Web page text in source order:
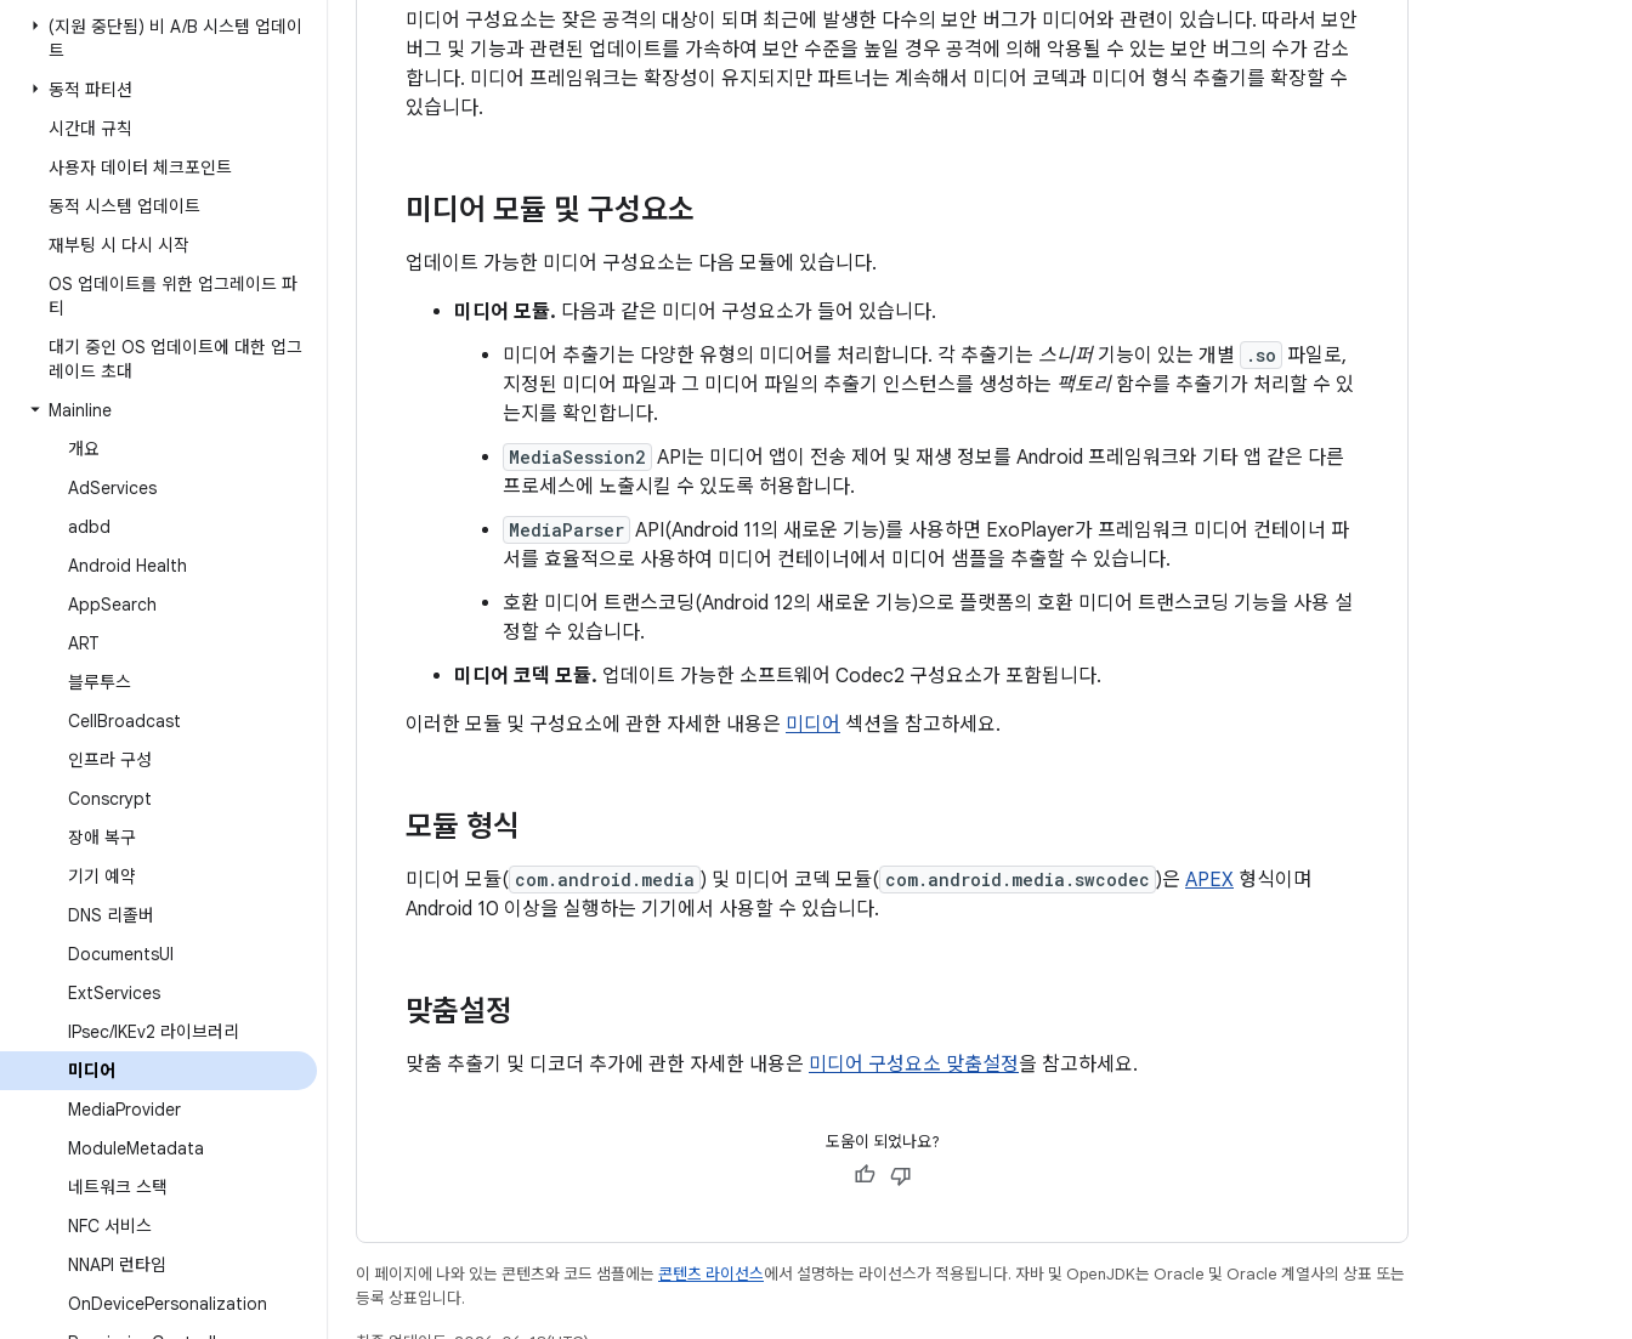
(지원 중단됨) 비 A/B 시스템 업데이
트
동적 파티션
시간대 규칙
사용자 데이터 체크포인트
동적 시스템 업데이트
재부팅 시 다시 시작
OS 업데이트를 위한 업그레이드 파
티
대기 중인 OS 업데이트에 대한 업그
레이드 초대
Mainline
개요
AdServices
adbd
Android Health
AppSearch
ART
블루투스
CellBroadcast
인프라 구성
Conscrypt
장애 복구
기기 예약
DNS 리졸버
DocumentsUI
ExtServices
IPsec/IKEv2 라이브러리
미디어
MediaProvider
ModuleMetadata
네트워크 스택
NFC 서비스
NNAPI 런타임
OnDevicePersonalization
미디어 구성요소는 잦은 공격의 대상이 되며 최근에 발생한 다수의 보안 버그가 미디어와 관련이 있습니다. 따라서 보안
버그 및 기능과 관련된 업데이트를 가속하여 보안 수준을 높일 경우 공격에 의해 악용될 수 있는 보안 버그의 수가 감소
합니다. 미디어 프레임워크는 확장성이 유지되지만 파트너는 계속해서 미디어 코덱과 미디어 형식 추출기를 확장할 수
있습니다.
미디어 모듈 및 구성요소
업데이트 가능한 미디어 구성요소는 다음 모듈에 있습니다.
미디어 모듈. 다음과 같은 미디어 구성요소가 들어 있습니다.
미디어 추출기는 다양한 유형의 미디어를 처리합니다. 각 추출기는 스니퍼기능이 있는 개별 .so 파일로,
지정된 미디어 파일과 그 미디어 파일의 추출기 인스턴스를 생성하는 팩토리함수를 추출기가 처리할 수 있
는지를 확인합니다.
MediaSession2 API는 미디어 앱이 전송 제어 및 재생 정보를 Android 프레임워크와 기타 앱 같은 다른
프로세스에 노출시킬 수 있도록 허용합니다.
MediaParser API(Android 11의 새로운 기능)를 사용하면 ExoPlayer가 프레임워크 미디어 컨테이너 파
서를 효율적으로 사용하여 미디어 컨테이너에서 미디어 샘플을 추출할 수 있습니다.
호환 미디어 트랜스코딩(Android 12의 새로운 기능)으로 플랫폼의 호환 미디어 트랜스코딩 기능을 사용 설
정할 수 있습니다.
미디어 코덱 모듈. 업데이트 가능한 소프트웨어 Codec2 구성요소가 포함됩니다.
이러한 모듈 및 구성요소에 관한 자세한 내용은 미디어 섹션을 참고하세요.
모듈 형식
미디어 모듈( com.android.media ) 및 미디어 코덱 모듈( com.android.media.swcodec )은 APEX 형식이며
Android 10 이상을 실행하는 기기에서 사용할 수 있습니다.
맞춤설정
맞춤 추출기 및 디코더 추가에 관한 자세한 내용은 미디어 구성요소 맞춤설정을 참고하세요.
도움이 되었나요?
이 페이지에 나와 있는 콘텐츠와 코드 샘플에는 콘텐츠 라이선스에서 설명하는 라이선스가 적용됩니다. 자바 및 OpenJDK는 Oracle 및 Oracle 계열사의 상표 또는
등록 상표입니다.